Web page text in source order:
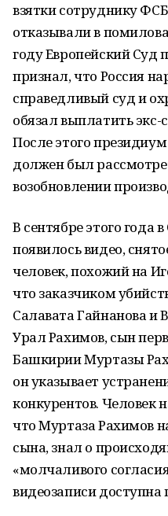
взятки сотруднику
отказывали в
году Европейский Суд
признал, что Россия
справедливый суд и
обязал выплатить экс-
После этого
должен был
возобновлении
В сентябре этого года
появилось видео,
человек, похожий на
что заказчиком
Салавата Гайнанова и
Урал Рахимов, сын
Башкирии Муртазы
он указывает
конкурентов. Человек
что Муртаза Рахимов
сына, знал о
«молчаливого
видеозаписи доступна